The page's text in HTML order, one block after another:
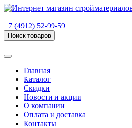
+7 (4912) 52-99-59
Поиск товаров
Главная
Каталог
Скидки
Новости и акции
О компании
Оплата и доставка
Контакты